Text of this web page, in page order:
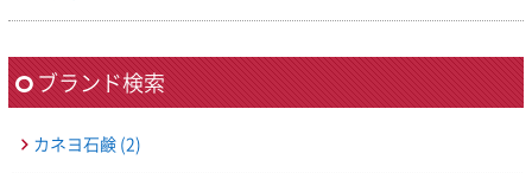
ブランド検索
カネヨ石鹸 (2)